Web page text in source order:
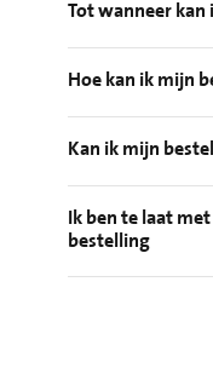
Tot wanneer kan
Hoe kan ik mijn
Kan ik mijn
Ik ben te laat
bestelling